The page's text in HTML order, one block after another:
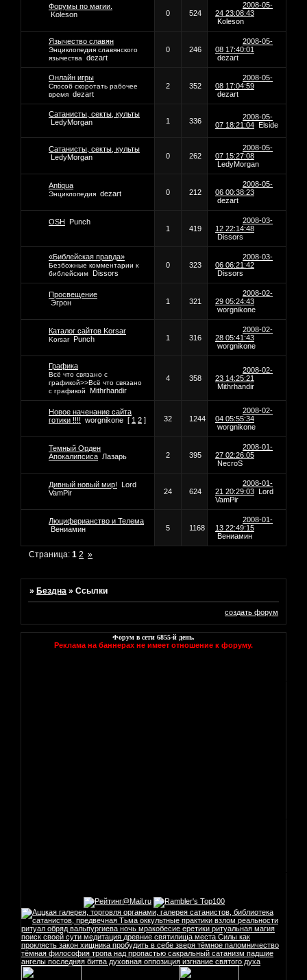
Форумы по магии.
Koleson
0 524
2008-05-
24 23:08:43
Koleson
Язычество славян
Энциклопедия славянского
язычества dezart
0 246
2008-05-
08 17:40:01
dezart
Онлайн игры
Способ скоротать рабочее
время dezart
2 352
2008-05-
08 17:04:59
dezart
Сатанисты, секты, культы
LedyMorgan
1 336
2008-05-
07 18:21:04
Elside
Сатанисты, секты, культы
LedyMorgan
0 262
2008-05-
07 15:27:08
LedyMorgan
Antiqua
Энциклопедия dezart 0 212
2008-05-
06 00:38:23
dezart
OSH
Punch
1
419
2008-03-
12 22:14:48
Dissors
«Библейская правда»
Безбожные комментарии к
библейским
Dissors
0 323
2008-03-
06 06:21:42
Dissors
Просвещение
Эгрон
1 321
2008-02-
29 05:24:43
worgnikone
Каталог сайтов Korsar
Korsar Punch 1 316
2008-02-
28 05:41:43
worgnikone
Графика
Всё что связано с
графикой>>Всё что связано
с графикой
Mithrhandir
4 358
2008-02-
23 14:25:21
Mithrhandir
Новое наченание сайта
готики !!!! worgnikone [ 1 2 ] 32 1244
2008-02-
04 05:55:34
worgnikone
Темный Орден
Апокалипсиса Лазарь 2 395
2008-01-
27 02:26:05
NecroS
Дивный новый мир!
Lord
VamPir
24 624
2008-01-
21 20:29:03
Lord
VamPir
Люциферианство и Телема
Вениамин
5 1168
2008-01-
13 22:49:15
Вениамин
Страница:1 2 »
»Бездна »Ссылки
создать форум
Форум в сети 6855-й день.
Реклама на баннерах не имеет отношение к форуму.